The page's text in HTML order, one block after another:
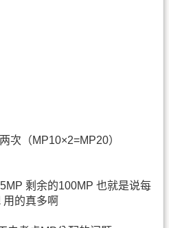
次（MP10×2=MP20）
剩余的100MP 也就是说每
的真多啊